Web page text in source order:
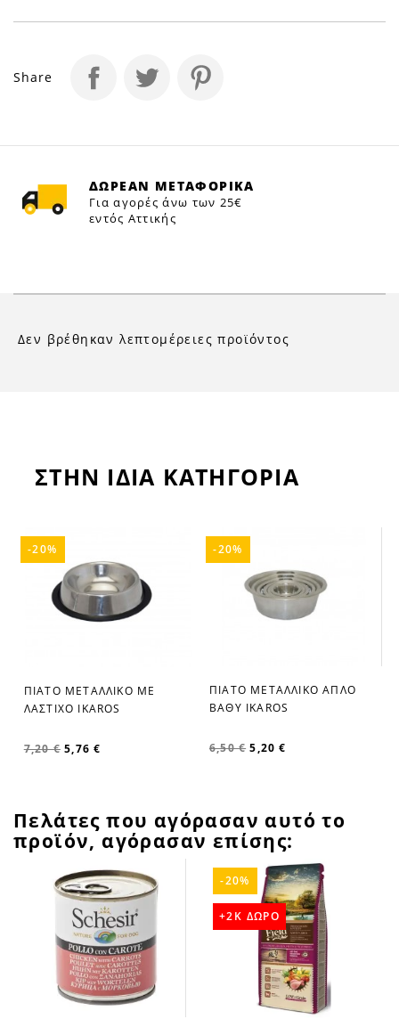
Share
ΔΩΡΕΑΝ ΜΕΤΑΦΟΡΙΚΑ
Για αγορές άνω των 25€
εντός Αττικής
Δεν βρέθηκαν λεπτομέρειες προϊόντος
ΣΤΗΝ ΙΔΙΑ ΚΑΤΗΓΟΡΙΑ
favorite_border
ΠΙΑΤΟ ΜΕΤΑΛΛΙΚΟ ΜΕ
ΛΑΣΤΙΧΟ IKAROS
7,20 € 5,76 €
-20%
favorite_border
ΠΙΑΤΟ ΜΕΤΑΛΛΙΚΟ ΑΠΛΟ
ΒΑΘΥ IKAROS
6,50 € 5,20 €
-20%
Πελάτες που αγόρασαν αυτό το
προϊόν, αγόρασαν επίσης:
-20%
+2K ΔΩΡΟ